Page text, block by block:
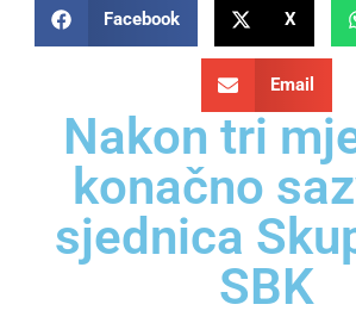
Facebook X
Email
Nakon tri
konačno
sjednica
SBK